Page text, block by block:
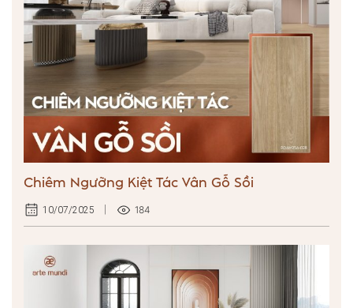
Chiêm Ngưỡng Kiệt Tác Vân Gỗ Sồi
10/07/2025 184